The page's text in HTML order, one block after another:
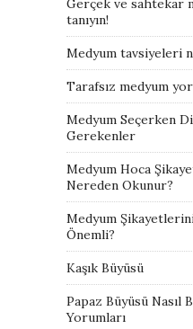
Gerçek ve sahtekar
tanıyın!
Medyum tavsiyeleri
Tarafsız medyum
Medyum Seçerken
Gerekenler
Medyum Hoca
Nereden Okunur?
Medyum
Önemli?
Kaşık Büyüsü
Papaz Büyüsü Nasıl
Yorumları